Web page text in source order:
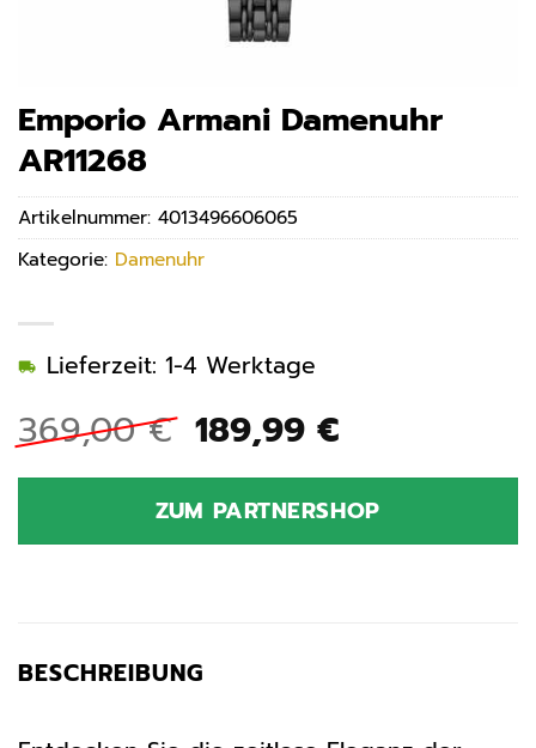
Emporio Armani Damenuhr
AR11268
369,00€ Ursprünglicher
Preis
war:
369,00 €
189,99 €Aktueller
ist:
189,99 €.
Lieferzeit: 1-4 Werktage
ZUM PARTNERSHOP
Artikelnummer: 4013496606065
Kategorie: Damenuhr
BESCHREIBUNG